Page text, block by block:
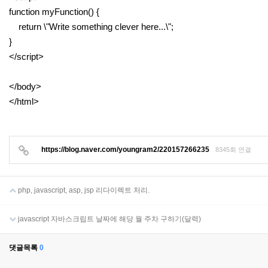
function myFunction() {
return \"Write something clever here...\";
}
</script>
</body>
</html>
https://blog.naver.com/youngram2/220157266235 8345회 연결
php, javascript, asp, jsp 리다이렉트 처리.
javascript 자바스크립트 날짜에 해당 월 주차 구하기(달력)
댓글목록 0